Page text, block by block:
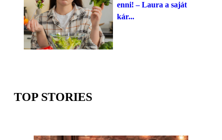
enni! – Laura a saját
kár...
TOP STORIES